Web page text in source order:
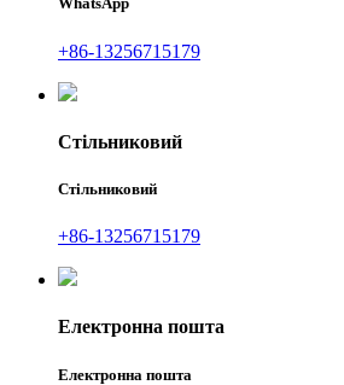
+86-13256715179
Стільниковий
Стільниковий
+86-13256715179
Електронна пошта
Електронна пошта